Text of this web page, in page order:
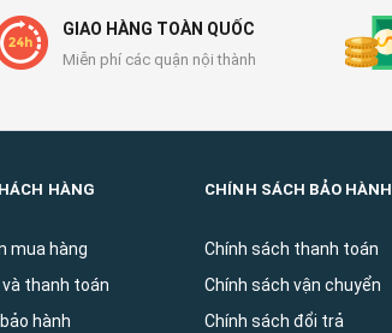
GIAO HÀNG TOÀN QUỐC
Miễn phí các quận nội thành
HÀNG
mua hàng
và thanh toán
hành
CHÍNH SÁCH BẢO HÀNH
Chính sách thanh toán
Chính sách vận chuyển
Chính sách đổi trả